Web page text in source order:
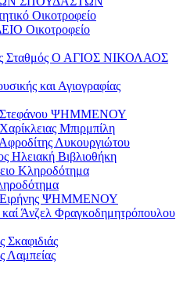
Οικοτροφείο
Οικοτροφείο
Σταθμός Ο ΑΓΙΟΣ ΝΙΚΟΛΑΟΣ
και Αγιογραφίας
Στεφάνου ΨΗΜΜΕΝΟΥ
Μπιρμπίλη
Λυκουργιώτου
Ηλειακή Βιβλιοθήκη
Κληροδότημα
Ειρήνης ΨΗΜΜΕΝΟΥ
Άνζελ Φραγκοδημητρόπουλου
Σκαφιδιάς
Λαμπείας